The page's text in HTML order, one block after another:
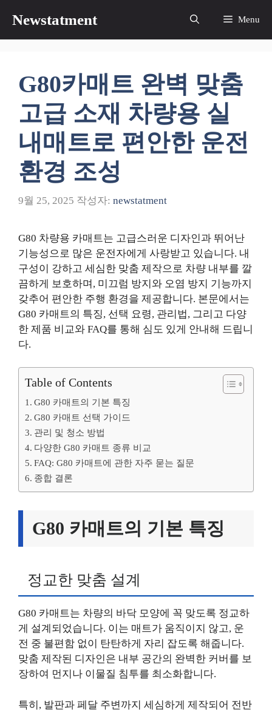
츠
Newstatment Menu
G80카매트 완벽 맞춤
고급 소재 차량용 실
내매트로 편안한 운전
환경 조성
9월 25, 2025 작성자: newstatment
G80 차량용 카매트는 고급스러운 디자인과 뛰어난
기능성으로 많은 운전자에게 사랑받고 있습니다. 내
구성이 강하고 세심한 맞춤 제작으로 차량 내부를 깔
끔하게 보호하며, 미끄럼 방지와 오염 방지 기능까지
갖추어 편안한 주행 환경을 제공합니다. 본문에서는
G80 카매트의 특징, 선택 요령, 관리법, 그리고 다양
한 제품 비교와 FAQ를 통해 심도 있게 안내해 드립니
다.
Table of Contents
G80 카매트의 기본 특징
G80 카매트 선택 가이드
관리 및 청소 방법
다양한 G80 카매트 종류 비교
FAQ: G80 카매트에 관한 자주 묻는 질문
종합 결론
G80 카매트의 기본 특징
정교한 맞춤 설계
G80 카매트는 차량의 바닥 모양에 꼭 맞도록 정교하
게 설계되었습니다. 이는 매트가 움직이지 않고, 운
전 중 불편함 없이 탄탄하게 자리 잡도록 해줍니다.
맞춤 제작된 디자인은 내부 공간의 완벽한 커버를 보
장하여 먼지나 이물질 침투를 최소화합니다.
특히, 발판과 페달 주변까지 세심하게 제작되어 전반